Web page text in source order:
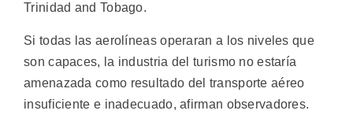
Trinidad and Tobago.
Si todas las aerolíneas operaran a los niveles que
son capaces, la industria del turismo no estaría
amenazada como resultado del transporte aéreo
insuficiente e inadecuado, afirman observadores.